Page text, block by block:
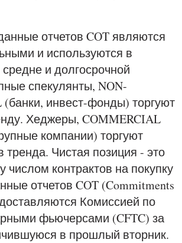
отчетов COT являются
и используются в
и долгосрочной
спекулянты, NON-
(банки, инвест-фонды) торгуют
Хеджеры, COMMERCIAL
компании) торгуют
тренда. Чистая позиция - это
числом контрактов на покупку
отчетов COT (Commitments
Комиссией по
фьючерсами (CFTC) за
в прошлый вторник.